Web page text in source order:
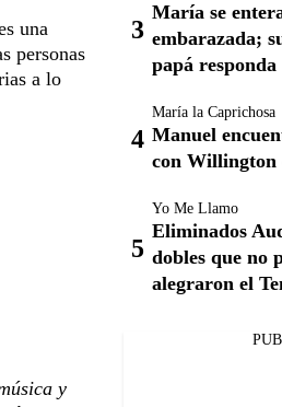
una
personas
a lo
y
María se
embarazada;
papá responda
María la Caprichosa
Manuel
con Willington
Yo Me Llamo
Eliminados
dobles que no
alegraron el